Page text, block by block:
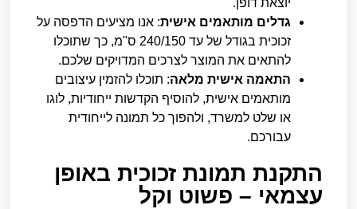
יוצאת דופן.
גדלים מותאמים אישית: אנו מציעים הדפסה על
זכוכית בגודל של עד 240/150 ס"מ, כך שתוכלו
להתאים את המוצר לצרכים המדויקים שלכם.
התאמה אישית מלאה: תוכלו להזמין עיצובים
מותאמים אישית, להוסיף הקדשות ייחודיות, לוגו
או שלט למשרד, ולהפוך כל תמונה לייחודית
עבורכם.
התקנת תמונת זכוכית באופן
עצמאי – פשוט וקל